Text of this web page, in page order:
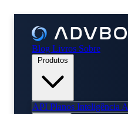
Blog Livros Sobre
Produtos
API Planos Inteligência